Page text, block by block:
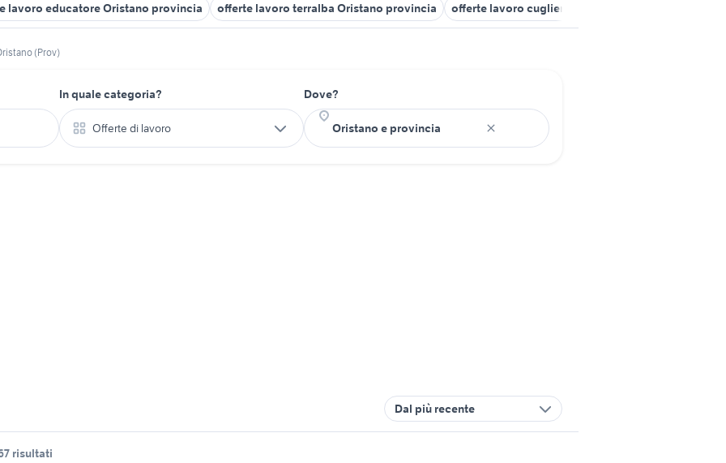
lavoro educatore Oristano provincia offerte lavoro terralba Oristano provincia offerte lavoro cuglieri
(Prov)
In quale categoria?
Offerte di lavoro
Dove?
Dal più recente
risultati